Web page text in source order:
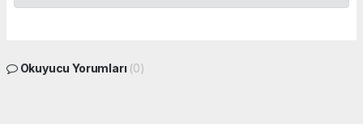
Okuyucu Yorumları (0)